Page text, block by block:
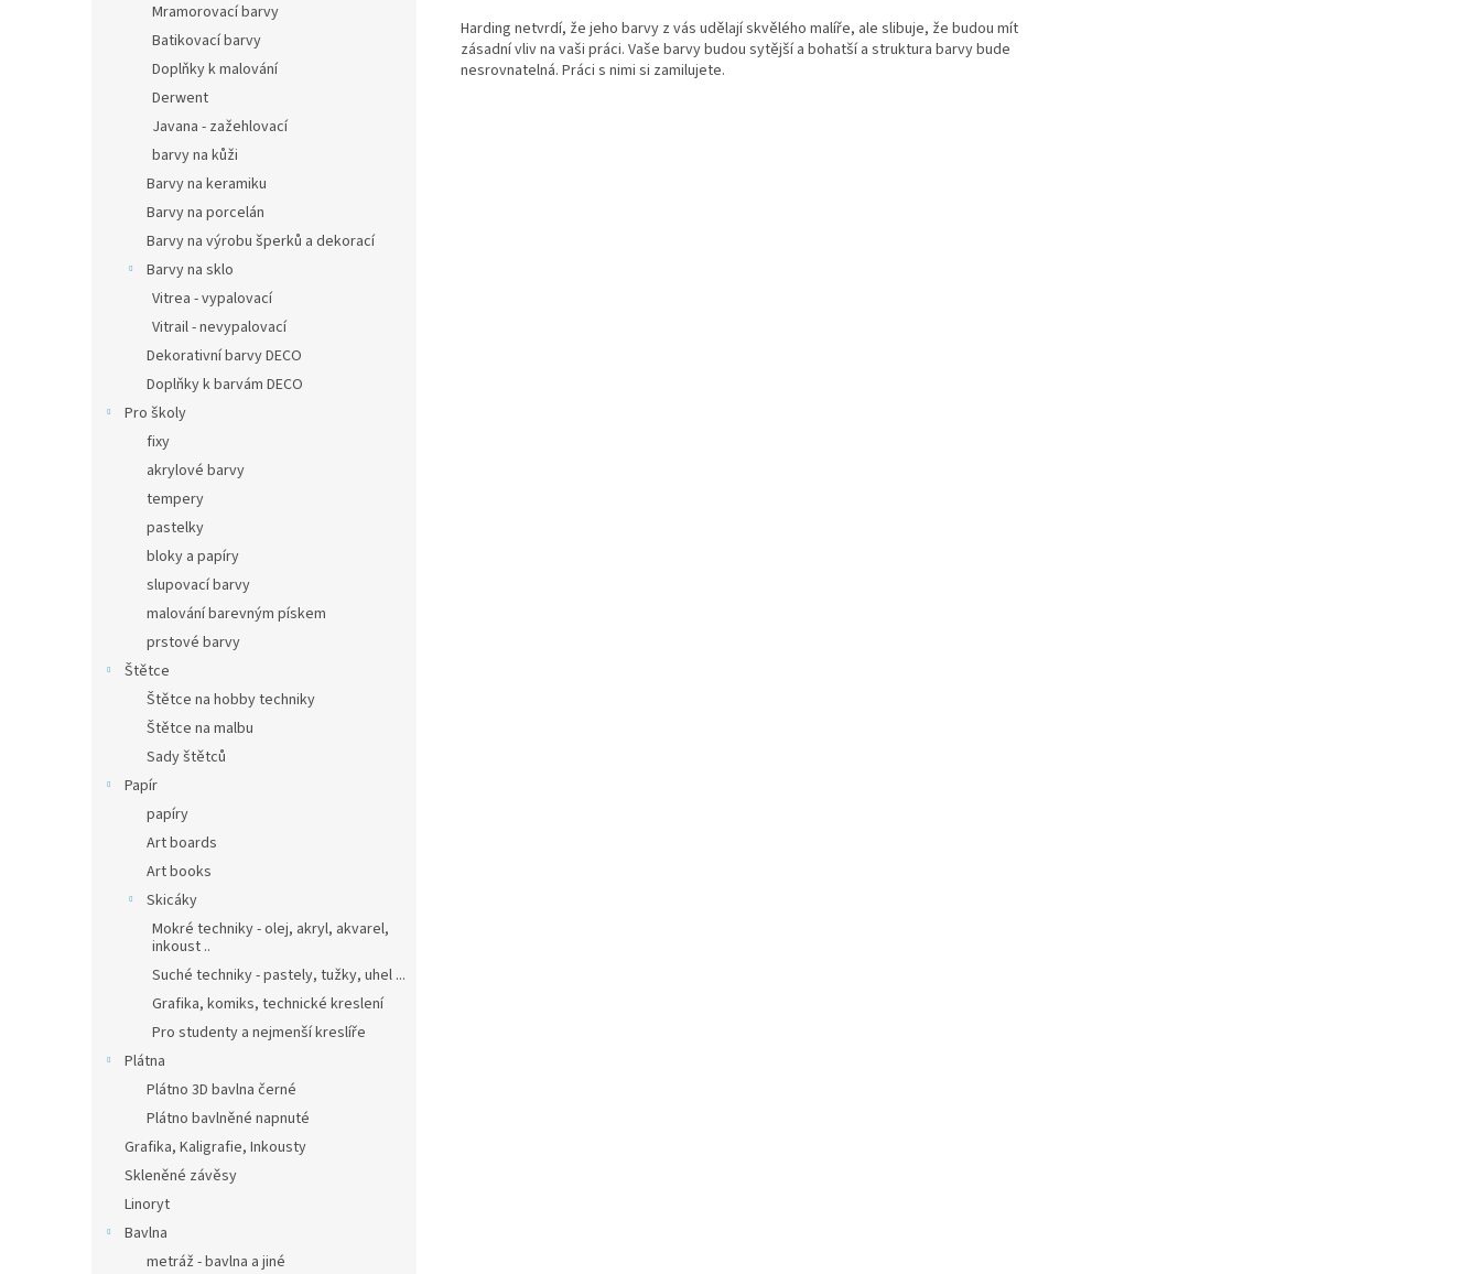
Mramorovací barvy
Batikovací barvy
Doplňky k malování
Derwent
Javana - zažehlovací
barvy na kůži
Barvy na keramiku
Barvy na porcelán
Barvy na výrobu šperků a dekorací
Barvy na sklo
Vitrea - vypalovací
Vitrail - nevypalovací
Dekorativní barvy DECO
Doplňky k barvám DECO
Pro školy
fixy
akrylové barvy
tempery
pastelky
bloky a papíry
slupovací barvy
malování barevným pískem
prstové barvy
Štětce
Štětce na hobby techniky
Štětce na malbu
Sady štětců
Papír
papíry
Art boards
Art books
Skicáky
Mokré techniky - olej, akryl, akvarel,
inkoust ..
Suché techniky - pastely, tužky, uhel ...
Grafika, komiks, technické kreslení
Pro studenty a nejmenší kreslíře
Plátna
Plátno 3D bavlna černé
Plátno bavlněné napnuté
Grafika, Kaligrafie, Inkousty
Skleněné závěsy
Linoryt
Bavlna
metráž - bavlna a jiné
Harding netvrdí, že jeho barvy z vás udělají skvělého malíře, ale slibuje, že budou mít
zásadní vliv na vaši práci. Vaše barvy budou sytější a bohatší a struktura barvy bude
nesrovnatelná. Práci s nimi si zamilujete.